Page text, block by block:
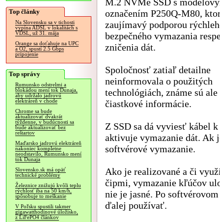
Top články
Na Slovensku sa v tichosti
vypína ADSL v lokalitách s
VDSL, už 31. mája
Orange sa doťahuje na UPC
a O2, spustí 2.5 Gbps
pripojenie
Top správy
Rumunsko odstrelmi a
blokádou mení tok Dunaja,
aby udržalo jadrovú
elektráreň v chode
Chrome sa bude
aktualizovať dvakrát
týždenne, v budúcnosti sa
bude aktualizovať bez
reštartov
Maďarsko jadrovú elektráreň
nakoniec kompletne
neodstavilo, Rumunsko mení
tok Dunaja
Slovensko.sk má opäť
technické problémy
Železnice znižujú kvôli teplu
rýchlosť iba na 50 km/h,
spôsobuje to meškanie
V Poľsku spustili takmer
gigawatthodinové úložisko,
z LiFePO4 článkov
označením P250Q-M80,
zaujímavý podporou
bezpečného vymazania
zničenia dát.
Spoločnosť zatiaľ detailne
neinformovala o použitých
technológiách, známe sú
čiastkové informácie.
Z SSD sa dá vyviesť kábel
aktivuje vymazanie dát. Ak
softvérové vymazanie.
Ako je realizované a či
čipmi, vymazanie kľúčov
nie je jasné. Po
ďalej používať.